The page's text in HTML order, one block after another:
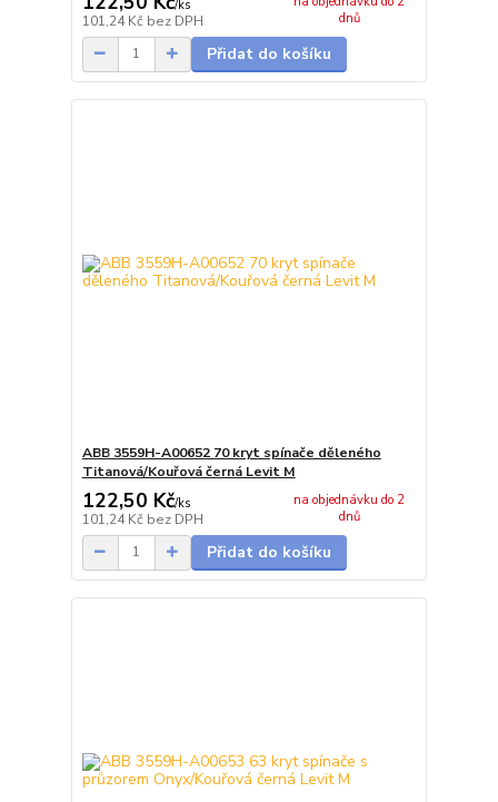
/ks
101,24 Kč bez DPH
dnů
Přidat do košíku
ABB 3559H-A00652 70 kryt spínače děleného
Titanová/Kouřová černá Levit M
122,50 Kč/ks
101,24 Kč bez DPH
na objednávku do 2
dnů
Přidat do košíku